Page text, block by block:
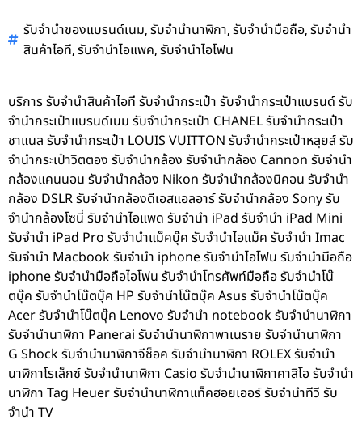
รับจำนำของแบรนด์เนม,รับจำนำนาฬิกา,รับจำนำมือถือ,รับจำนำ
สินค้าไอที,รับจำนำไอแพค,รับจำนำไอโฟน
บริการ รับจำนำสินค้าไอที รับจำนำกระเป๋า รับจำนำกระเป๋าแบรนด์ รับ
จำนำกระเป๋าแบรนด์เนม รับจำนำกระเป๋า CHANEL รับจำนำกระเป๋า
ชาแนล รับจำนำกระเป๋า LOUIS VUITTON รับจำนำกระเป๋าหลุยส์ รับ
จำนำกระเป๋าวิตตอง รับจำนำกล้อง รับจำนำกล้อง Cannon รับจำนำ
กล้องแคนนอน รับจำนำกล้อง Nikon รับจำนำกล้องนิคอน รับจำนำ
กล้อง DSLR รับจำนำกล้องดีเอสแอลอาร์ รับจำนำกล้อง Sony รับ
จำนำกล้องโซนี่ รับจำนำไอแพด รับจำนำ iPad รับจำนำ iPad Mini
รับจำนำ iPad Pro รับจำนำแม็คบุ๊ค รับจำนำไอแม็ค รับจำนำ Imac
รับจำนำ Macbook รับจำนำ iphone รับจำนำไอโฟน รับจำนำมือถือ
iphone รับจำนำมือถือไอโฟน รับจำนำโทรศัพท์มือถือ รับจำนำโน๊
ตบุ๊ค รับจำนำโน๊ตบุ๊ค HP รับจำนำโน๊ตบุ๊ค Asus รับจำนำโน๊ตบุ๊ค
Acer รับจำนำโน๊ตบุ๊ค Lenovo รับจำนำ notebook รับจำนำนาฬิกา
รับจำนำนาฬิกา Panerai รับจำนำนาฬิกาพาเนราย รับจำนำนาฬิกา
G Shock รับจำนำนาฬิกาจีช็อค รับจำนำนาฬิกา ROLEX รับจำนำ
นาฬิกาโรเล็กซ์ รับจำนำนาฬิกา Casio รับจำนำนาฬิกาคาสิโอ รับจำนำ
นาฬิกา Tag Heuer รับจำนำนาฬิกาแท็คฮอยเออร์ รับจำนำทีวี รับ
จำนำ TV